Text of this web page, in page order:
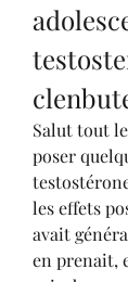
Salut tout
poser
les effets
avait
en prenait,